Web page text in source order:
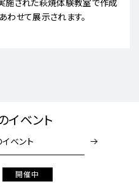
された萩焼体験教室で作成
せて展示されます。
イベント
ベント
開催中